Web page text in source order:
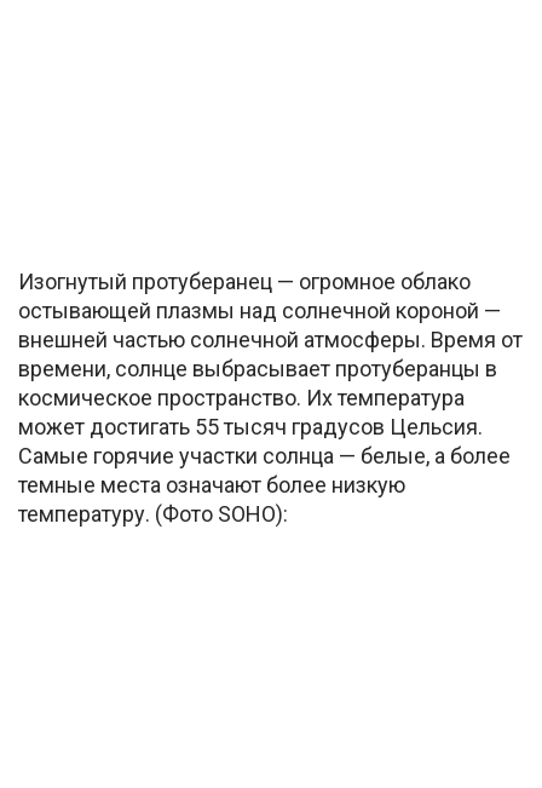
Изогнутый протуберанец — огромное облако
остывающей плазмы над солнечной короной —
внешней частью солнечной атмосферы. Время от
времени, солнце выбрасывает протуберанцы в
космическое пространство. Их температура
может достигать 55 тысяч градусов Цельсия.
Самые горячие участки солнца — белые, а более
темные места означают более низкую
температуру. (Фото SOHO):